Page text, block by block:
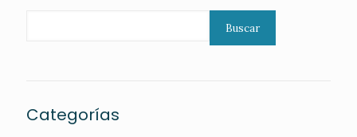
Buscar
Categorías